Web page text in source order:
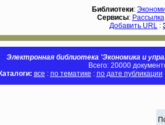
Библиотеки:
Сервисы: Рассылка
Добавить URL :
Электронная библиотека 'Экономика и
Всего: 20000
Каталоги: все : по тематике : по дате публикации